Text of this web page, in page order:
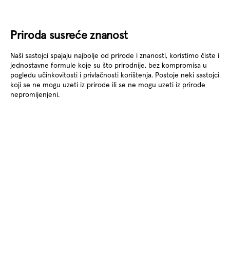
Priroda susreće znanost
Naši sastojci spajaju najbolje od prirode i znanosti, koristimo čiste i
jednostavne formule koje su što prirodnije, bez kompromisa u
pogledu učinkovitosti i privlačnosti korištenja. Postoje neki sastojci
koji se ne mogu uzeti iz prirode ili se ne mogu uzeti iz prirode
nepromijenjeni.